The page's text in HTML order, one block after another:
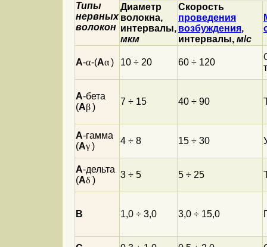
Типы
нервных
волокон
Диаметр
волокна,
интервалы,
мкм
Скорость
проведения
возбуждения,
интервалы, м/с
A-α-(Aα) 10 ÷ 20 60 ÷ 120
A-бета
(Aβ)
7 ÷ 15 40 ÷ 90
A-гамма
(Aγ)
4 ÷ 8 15 ÷ 30
A-дельта
(Aδ )
3 ÷ 5 5 ÷ 25
B 1,0 ÷ 3,0 3,0 ÷ 15,0